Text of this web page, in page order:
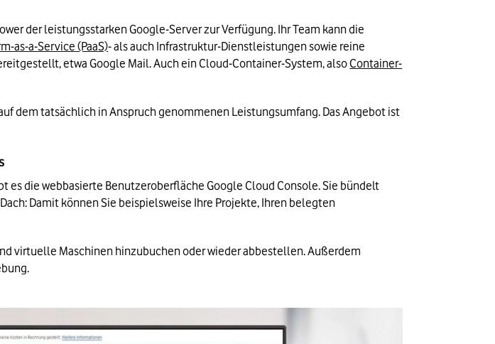
der leistungsstarken Google-Server zur Verfügung. Ihr Team kann die
as-a-Service (PaaS)- als auch Infrastruktur-Dienstleistungen sowie reine
etwa Google Mail. Auch ein Cloud-Container-System, also Container-
dem tatsächlich in Anspruch genommenen Leistungsumfang. Das Angebot ist
es die webbasierte Benutzeroberfläche Google Cloud Console. Sie bündelt
Damit können Sie beispielsweise Ihre Projekte, Ihren belegten
virtuelle Maschinen hinzubuchen oder wieder abbestellen. Außerdem